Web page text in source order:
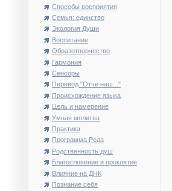
Способы восприятия
Семья: единство
Экология Души
Воспитание
Образотворчество
Гармония
Сенсоры
Перевод "Отче наш..."
Происхождение языка
Цель и намерение
Умная молитва
Практика
Программа Рода
Родственность душ
Благословение и проклятие
Влияние на ДНК
Познание себя